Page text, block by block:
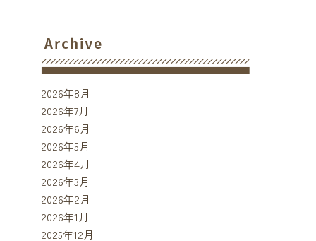
2026年8月
2026年7月
2026年6月
2026年5月
2026年4月
2026年3月
2026年2月
2026年1月
2025年12月